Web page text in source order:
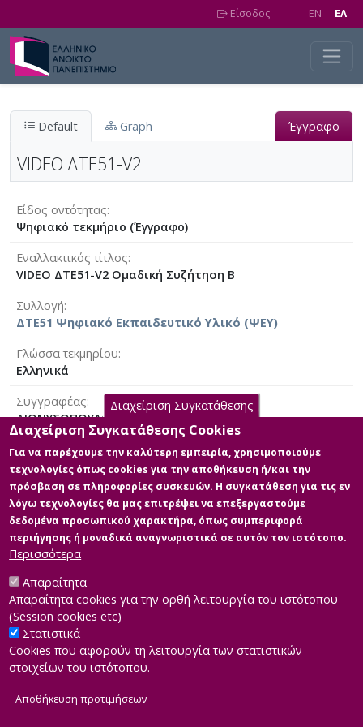
Είσοδος EN EΛ
Default Graph Έγγραφο
VIDEO ΔΤΕ51-V2
Είδος οντότητας
Ψηφιακό τεκμήριο (Έγγραφο)
Eναλλακτικός τίτλος
VIDEO ΔΤΕ51-V2 Ομαδική Συζήτηση Β
Συλλογή
ΔΤΕ51 Ψηφιακό Εκπαιδευτικό Υλικό (ΨΕΥ)
Γλώσσα τεκμηρίου
Ελληνικά
Συγγραφέας
ΔΙΟΝΥΣΟΠΟΥΛΟΥ, ΠΑΝΑΓΙΩΤΑ
Χωρική κάλυψη
1
Άδεια
Attribution-NonCommercial-NoDerivatives 4.0 Διεθνές
Διαθέσιμα ψηφιακά αρχεία
Developed byINTEROPTICS
Διαχείριση Συγκατάθεσης
Διαχείριση Συγκατάθεσης Cookies
Για να παρέχουμε την καλύτερη εμπειρία, χρησιμοποιούμε
τεχνολογίες όπως cookies για την αποθήκευση ή/και την
πρόσβαση σε πληροφορίες συσκευών. Η συγκατάθεση για τις εν
λόγω τεχνολογίες θα μας επιτρέψει να επεξεργαστούμε
δεδομένα προσωπικού χαρακτήρα, όπως συμπεριφορά
περιήγησης ή μοναδικά αναγνωριστικά σε αυτόν τον ιστότοπο.
Περισσότερα
Απαραίτητα
Απαραίτητα cookies για την ορθή λειτουργία του ιστότοπου
(Session cookies etc)
Στατιστικά
Cookies που αφορούν τη λειτουργία των στατιστικών
στοιχείων του ιστότοπου.
Αποθήκευση προτιμήσεων